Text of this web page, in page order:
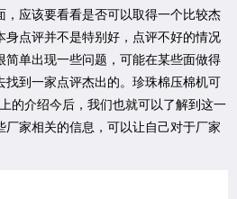
，应该要看看是否可以取得一个比较杰
身点评并不是特别好，点评不好的情况
简单出现一些问题，可能在某些面做得
找到一家点评杰出的。珍珠棉压棉机可
的介绍今后，我们也就可以了解到这一
厂家相关的信息，可以让自己对于厂家